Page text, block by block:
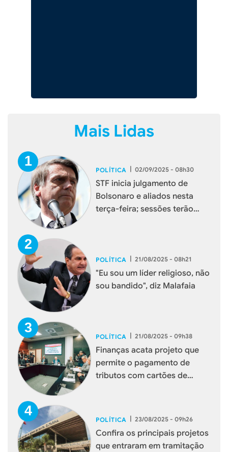
Mais Lidas
POLÍTICA | 02/09/2025 - 08h30
STF inicia julgamento de
Bolsonaro e aliados nesta
terça-feira; sessões terão
POLÍTICA | 21/08/2025 - 08h21
"Eu sou um líder religioso, não
sou bandido", diz Malafaia
POLÍTICA | 21/08/2025 - 09h38
Finanças acata projeto que
permite o pagamento de
tributos com cartões de
POLÍTICA | 23/08/2025 - 09h26
Confira os principais projetos
que entraram em tramitação